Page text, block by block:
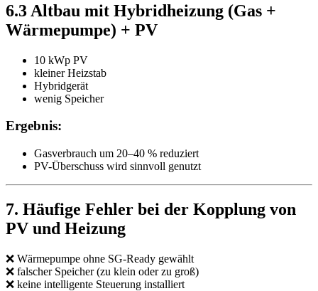
6.3 Altbau mit Hybridheizung (Gas +
Wärmepumpe) + PV
10 kWp PV
kleiner Heizstab
Hybridgerät
wenig Speicher
Ergebnis:
Gasverbrauch um 20–40 % reduziert
PV-Überschuss wird sinnvoll genutzt
7. Häufige Fehler bei der Kopplung von
PV und Heizung
❌ Wärmepumpe ohne SG-Ready gewählt
❌ falscher Speicher (zu klein oder zu groß)
❌ keine intelligente Steuerung installiert